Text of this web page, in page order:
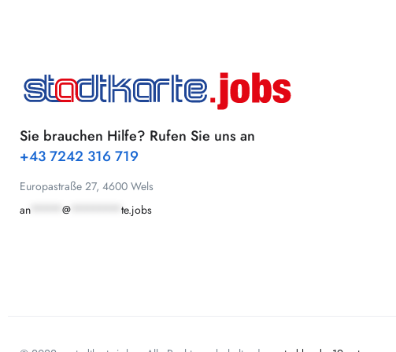
Sie brauchen Hilfe? Rufen Sie uns an
+43 7242 316 719
Europastraße 27, 4600 Wels
an
@ te.jobs